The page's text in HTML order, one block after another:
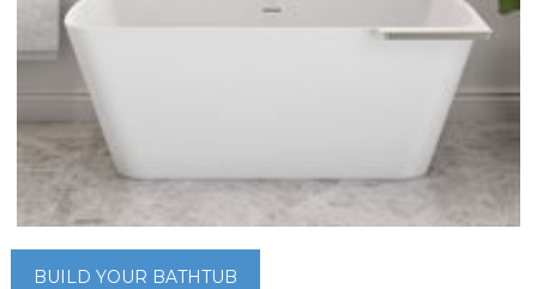
BUILD YOUR BATHTUB